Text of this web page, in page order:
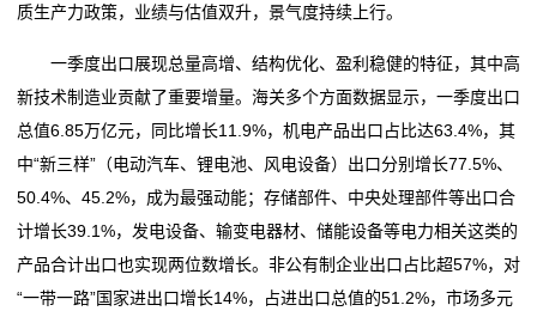
质生产力政策，业绩与估值双升，景气度持续上行。
一季度出口展现总量高增、结构优化、盈利稳健的特征，其中高
新技术制造业贡献了重要增量。海关多个方面数据显示，一季度出口
总值6.85万亿元，同比增长11.9%，机电产品出口占比达63.4%，其
中“新三样”（电动汽车、锂电池、风电设备）出口分别增长77.5%、
50.4%、45.2%，成为最强动能；存储部件、中央处理部件等出口合
计增长39.1%，发电设备、输变电器材、储能设备等电力相关这类的
产品合计出口也实现两位数增长。非公有制企业出口占比超57%，对
“一带一路”国家进出口增长14%，占进出口总值的51.2%，市场多元